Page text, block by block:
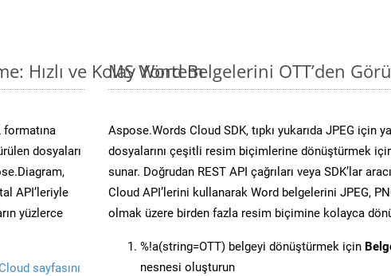
Hızlı ve Kolay Yöntem
formatına
dosyaları
API’leriyle
yüzlerce
sayfasını
MS Word Belgelerini OTT’den
Aspose.Words Cloud SDK, tıpkı yukarıda JPEG için
dosyalarını çeşitli resim biçimlerine dönüştürmek
sunar. Doğrudan REST API çağrıları veya SDK’lar
Cloud API’lerini kullanarak Word belgelerini JPEG,
olmak üzere birden fazla resim biçimine kolayca
%!a(string=OTT) belgeyi dönüştürmek için
nesnesi oluşturun